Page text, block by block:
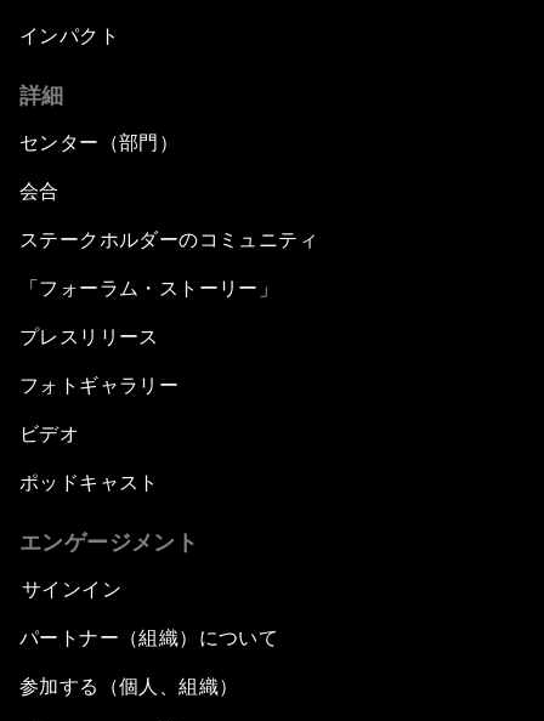
インパクト
詳細
センター（部門）
会合
ステークホルダーのコミュニティ
「フォーラム・ストーリー」
プレスリリース
フォトギャラリー
ビデオ
ポッドキャスト
エンゲージメント
サインイン
パートナー（組織）について
参加する（個人、組織）